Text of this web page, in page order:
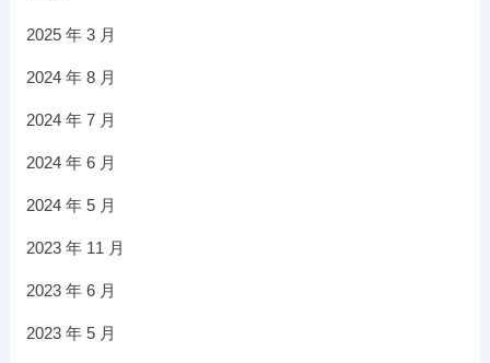
2025 年 3 月
2024 年 8 月
2024 年 7 月
2024 年 6 月
2024 年 5 月
2023 年 11 月
2023 年 6 月
2023 年 5 月